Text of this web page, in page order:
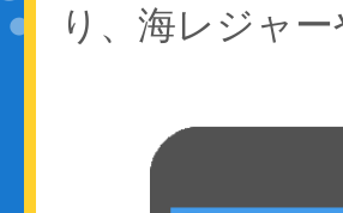
り、海レジャ